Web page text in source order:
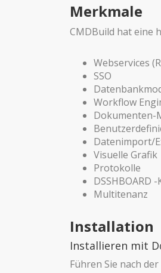
Merkmale
CMDBuild hat eine
Webservices
SSO
Workflow
Dokumenten-
Datenimport/
Visuelle Grafik
Protokolle
DSSHBOARD
Multitenanz
Installation
Installieren mit
Führen Sie nach